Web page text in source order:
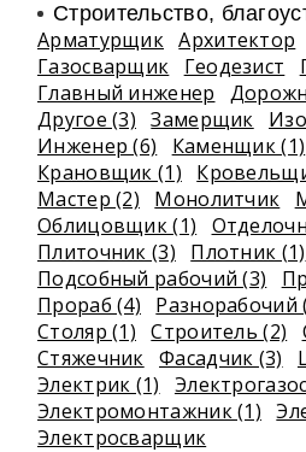
Строительство,
Арматурщик Архитектор
Газосварщик
Геодезист
Главный инженер
Другое (3)
Замерщик
Инженер (6)
Каменщик (1)
Крановщик (1)
Мастер (2)
Монолитчик
Облицовщик (1)
Плиточник (3)
Плотник (1)
Подсобный рабочий (3)
Прораб (4)
Разнорабочий
Столяр (1)
Строитель (2)
Стяжечник Фасадчик (3)
Электрик (1)
Электромонтажник (1)
Электросварщик